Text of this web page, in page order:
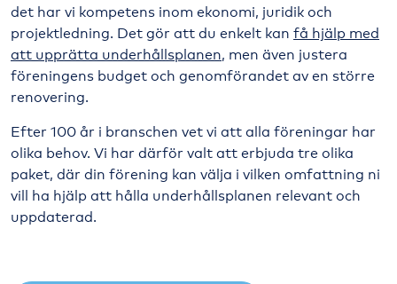
det har vi kompetens inom ekonomi, juridik och
projektledning. Det gör att du enkelt kan få hjälp med
att upprätta underhållsplanen, men även justera
föreningens budget och genomförandet av en större
renovering.
Efter 100 år i branschen vet vi att alla föreningar har
olika behov. Vi har därför valt att erbjuda tre olika
paket, där din förening kan välja i vilken omfattning ni
vill ha hjälp att hålla underhållsplanen relevant och
uppdaterad.